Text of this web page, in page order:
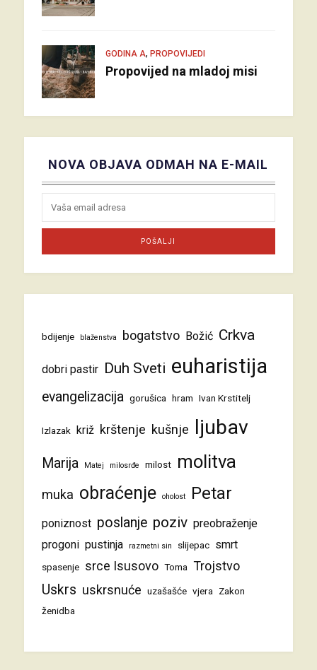
GODINA A, PROPOVIJEDI
Propovijed na mladoj misi
NOVA OBJAVA ODMAH NA E-MAIL
bdijenje blaženstva bogatstvo Božić Crkva
dobri pastir Duh Sveti euharistija
evangelizacija gorušica hram Ivan Krstitelj
Izlazak križ krštenje kušnje ljubav
Marija Matej milosrđe milost molitva
muka obraćenje oholost Petar
poniznost poslanje poziv preobraženje
progoni pustinja razmetni sin slijepac smrt
spasenje srce Isusovo Toma Trojstvo
Uskrs uskrsnuće uzašašće vjera
Zakon
ženidba